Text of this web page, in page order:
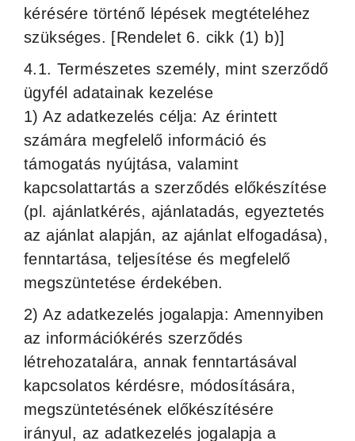
kérésére történő lépések megtételéhez
szükséges. [Rendelet 6. cikk (1) b)]
4.1. Természetes személy, mint szerződő
ügyfél adatainak kezelése
1) Az adatkezelés célja: Az érintett
számára megfelelő információ és
támogatás nyújtása, valamint
kapcsolattartás a szerződés előkészítése
(pl. ajánlatkérés, ajánlatadás, egyeztetés
az ajánlat alapján, az ajánlat elfogadása),
fenntartása, teljesítése és megfelelő
megszüntetése érdekében.
2) Az adatkezelés jogalapja: Amennyiben
az információkérés szerződés
létrehozatalára, annak fenntartásával
kapcsolatos kérdésre, módosítására,
megszüntetésének előkészítésére
irányul, az adatkezelés jogalapja a